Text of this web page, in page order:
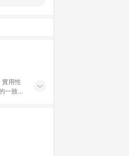
用性
一致性
。 (3)